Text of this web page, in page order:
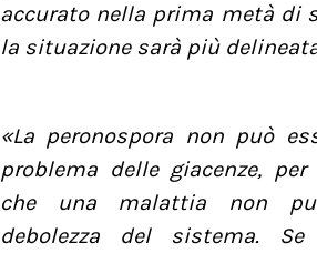
accurato nella prima metà di
la situazione sarà più
«La peronospora non può
problema delle giacenze,
che una malattia non
debolezza del sistema.